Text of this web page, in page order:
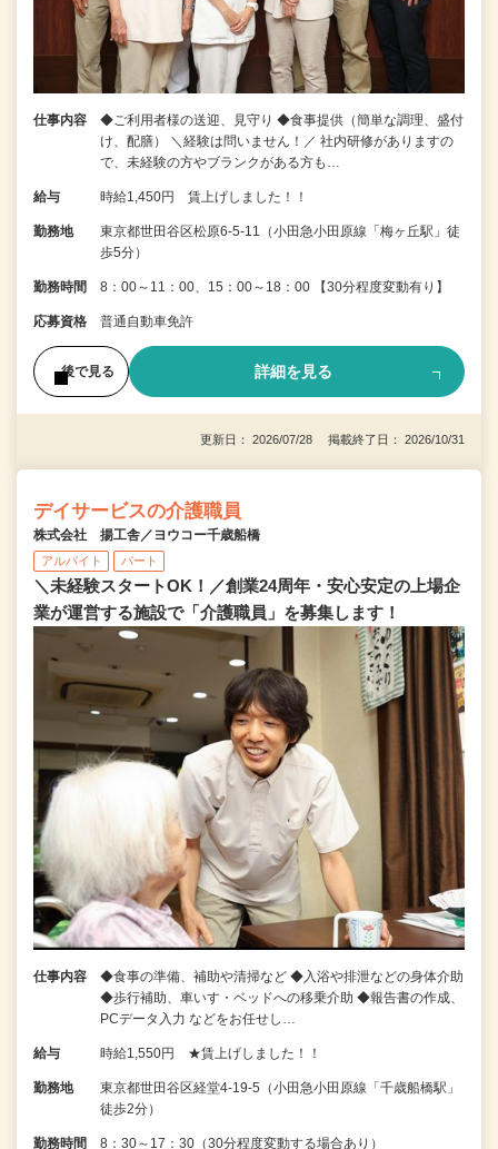
仕事内容
◆ご利用者様の送迎、見守り ◆食事提供（簡単な調理、盛付
け、配膳） ＼経験は問いません！／ 社内研修がありますの
で、未経験の方やブランクがある方も…
給与 時給1,450円 賃上げしました！！
勤務地
東京都世田谷区松原6-5-11（小田急小田原線「梅ヶ丘駅」徒
歩5分）
勤務時間 8：00～11：00、15：00～18：00 【30分程度変動有り】
応募資格 普通自動車免許
後で見る 詳細を見る
更新日： 2026/07/28 掲載終了日： 2026/10/31
デイサービスの介護職員
株式会社 揚工舎／ヨウコー千歳船橋
アルバイト パート
＼未経験スタートOK！／創業24周年・安心安定の上場企
業が運営する施設で「介護職員」を募集します！
仕事内容
◆食事の準備、補助や清掃など ◆入浴や排泄などの身体介助
◆歩行補助、車いす・ベッドへの移乗介助 ◆報告書の作成、
PCデータ入力 などをお任せし…
給与 時給1,550円 ★賃上げしました！！
勤務地
東京都世田谷区経堂4-19-5（小田急小田原線「千歳船橋駅」
徒歩2分）
勤務時間 8：30～17：30（30分程度変動する場合あり）